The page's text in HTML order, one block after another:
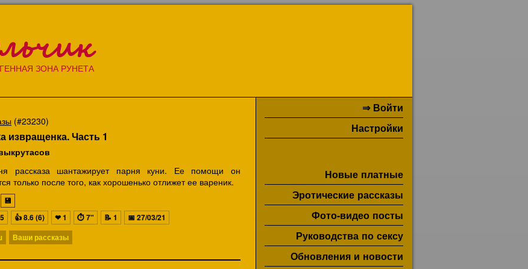
ЗОНА РУНЕТА
⇒ Войти
Настройки
Новые платные
Эротические рассказы
Фото-видео посты
Руководства по сексу
Обновления и новости
(#23230)
извращенка. Часть 1
рассказа шантажирует парня куни. Ее помощи он
только после того, как хорошенько отлижет ее вареник.
💾
👍8.6 (6) ❤1 ⏱7" 📝 1 📅 27/03/21
Ваши рассказы